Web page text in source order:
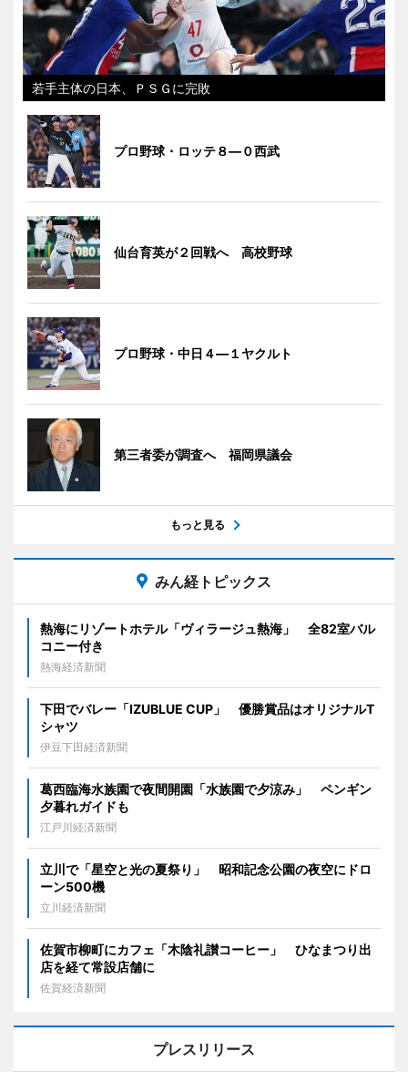
若手主体の日本、ＰＳＧに完敗
プロ野球・ロッテ８―０西武
仙台育英が２回戦へ 高校野球
プロ野球・中日４―１ヤクルト
第三者委が調査へ 福岡県議会
もっと見る
みん経トピックス
熱海にリゾートホテル「ヴィラージュ熱海」 全82室バル
コニー付き
熱海経済新聞
下田でバレー「IZUBLUE CUP」 優勝賞品はオリジナルT
シャツ
伊豆下田経済新聞
葛西臨海水族園で夜間開園「水族園で夕涼み」 ペンギン
夕暮れガイドも
江戸川経済新聞
立川で「星空と光の夏祭り」 昭和記念公園の夜空にドロ
ーン500機
立川経済新聞
佐賀市柳町にカフェ「木陰礼讃コーヒー」 ひなまつり出
店を経て常設店舗に
佐賀経済新聞
プレスリリース